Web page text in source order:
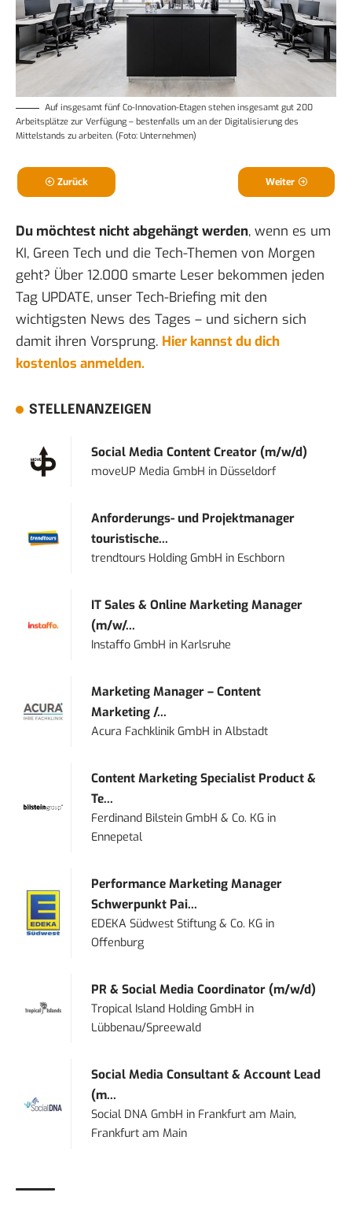
Auf insgesamt fünf Co-Innovation-Etagen stehen insgesamt gut 200
Arbeitsplätze zur Verfügung – bestenfalls um an der Digitalisierung des
Mittelstands zu arbeiten. (Foto: Unternehmen)
Zurück Weiter
Du möchtest nicht abgehängt werden, wenn es um
KI, Green Tech und die Tech-Themen von Morgen
geht? Über 12.000 smarte Leser bekommen jeden
Tag UPDATE, unser Tech-Briefing mit den
wichtigsten News des Tages – und sichern sich
damit ihren Vorsprung. Hier kannst du dich
kostenlos anmelden.
STELLENANZEIGEN
Social Media Content Creator (m/w/d)
moveUP Media GmbH in Düsseldorf
Anforderungs- und Projektmanager
touristische...
trendtours Holding GmbH in Eschborn
IT Sales & Online Marketing Manager
(m/w/...
Instaffo GmbH in Karlsruhe
Marketing Manager – Content
Marketing /...
Acura Fachklinik GmbH inAlbstadt
Content Marketing Specialist Product &
Te...
Ferdinand Bilstein GmbH & Co. KG in
Ennepetal
Performance Marketing Manager
Schwerpunkt Pai...
EDEKA Südwest Stiftung & Co. KG in
Offenburg
PR & Social Media Coordinator (m/w/d)
Tropical Island Holding GmbH in
Lübbenau/Spreewald
Social Media Consultant & Account Lead
(m...
Social DNA GmbH in Frankfurt am Main,
Frankfurt am Main